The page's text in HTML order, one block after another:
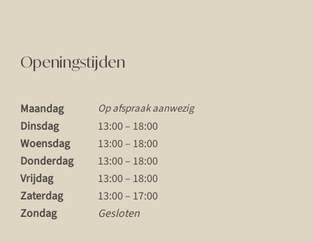
Openingstijden
Maandag Op afspraak aanwezig
Dinsdag
13:00 – 18:00
Woensdag
13:00 – 18:00
Donderdag
13:00 – 18:00
Vrijdag
13:00 – 18:00
Zaterdag
13:00 – 17:00
Zondag
Gesloten